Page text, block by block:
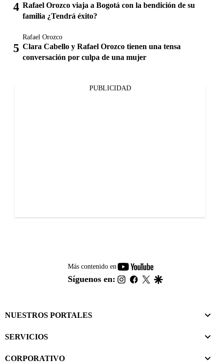
Rafael Orozco viaja a Bogotá con la bendición de su
familia ¿Tendrá éxito?
Rafael Orozco
Clara Cabello y Rafael Orozco tienen una tensa
conversación por culpa de una mujer
PUBLICIDAD
Más contenido en
youtube-
footer
Síguenos en: instagram
facebook
twitter
NUESTROS PORTALES
SERVICIOS
CORPORATIVO